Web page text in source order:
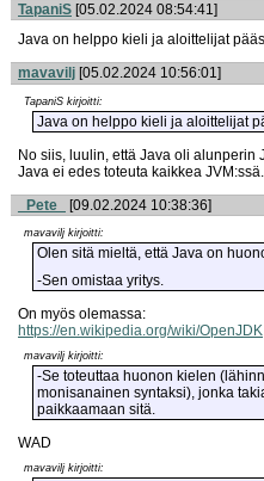
TapaniS [05.02.2024 08:54:41]
Java on helppo kieli ja aloittelijat
mavavilj [05.02.2024 10:56:01]
TapaniS kirjoitti:
Java on helppo kieli ja aloittelijat
No siis, luulin, että Java oli alunperin
Java ei edes toteuta kaikkea JVM:ssä.
_Pete_ [09.02.2024 10:38:36]
mavavilj kirjoitti:
Olen sitä mieltä, että Java on
-Sen omistaa yritys.
On myös olemassa:
https://en.wikipedia.org/wiki/OpenJDK
mavavilj kirjoitti:
-Se toteuttaa huonon kielen
monisanainen syntaksi), jonka
paikkaamaan sitä.
WAD
mavavilj kirjoitti: